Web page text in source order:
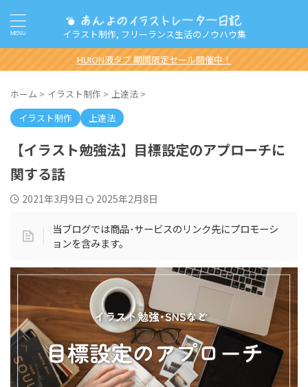
イラスト制作, フリーランス生活のノウハウ集
HUION液タブ 期間限定セール開催中！
ホーム > イラスト制作 > 上達法 >
イラスト制作
上達法
【イラスト勉強法】目標設定のアプローチに
関する話
2021年3月9日 2025年2月8日
当ブログでは商品･サービスのリンク先にプロモーシ
ョンを含みます。